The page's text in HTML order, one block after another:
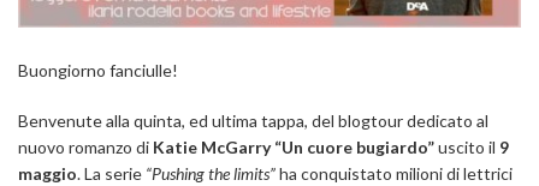
Buongiorno fanciulle!
Benvenute alla quinta, ed ultima tappa, del blogtour dedicato al
nuovo romanzo di Katie McGarry “Un cuore bugiardo”uscito il 9
maggio. La serie “Pushing the limits”ha conquistato milioni di lettrici